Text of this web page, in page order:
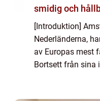
smidig och
[Introduktion]
Nederländerna,
av Europas mest
Bortsett från sina